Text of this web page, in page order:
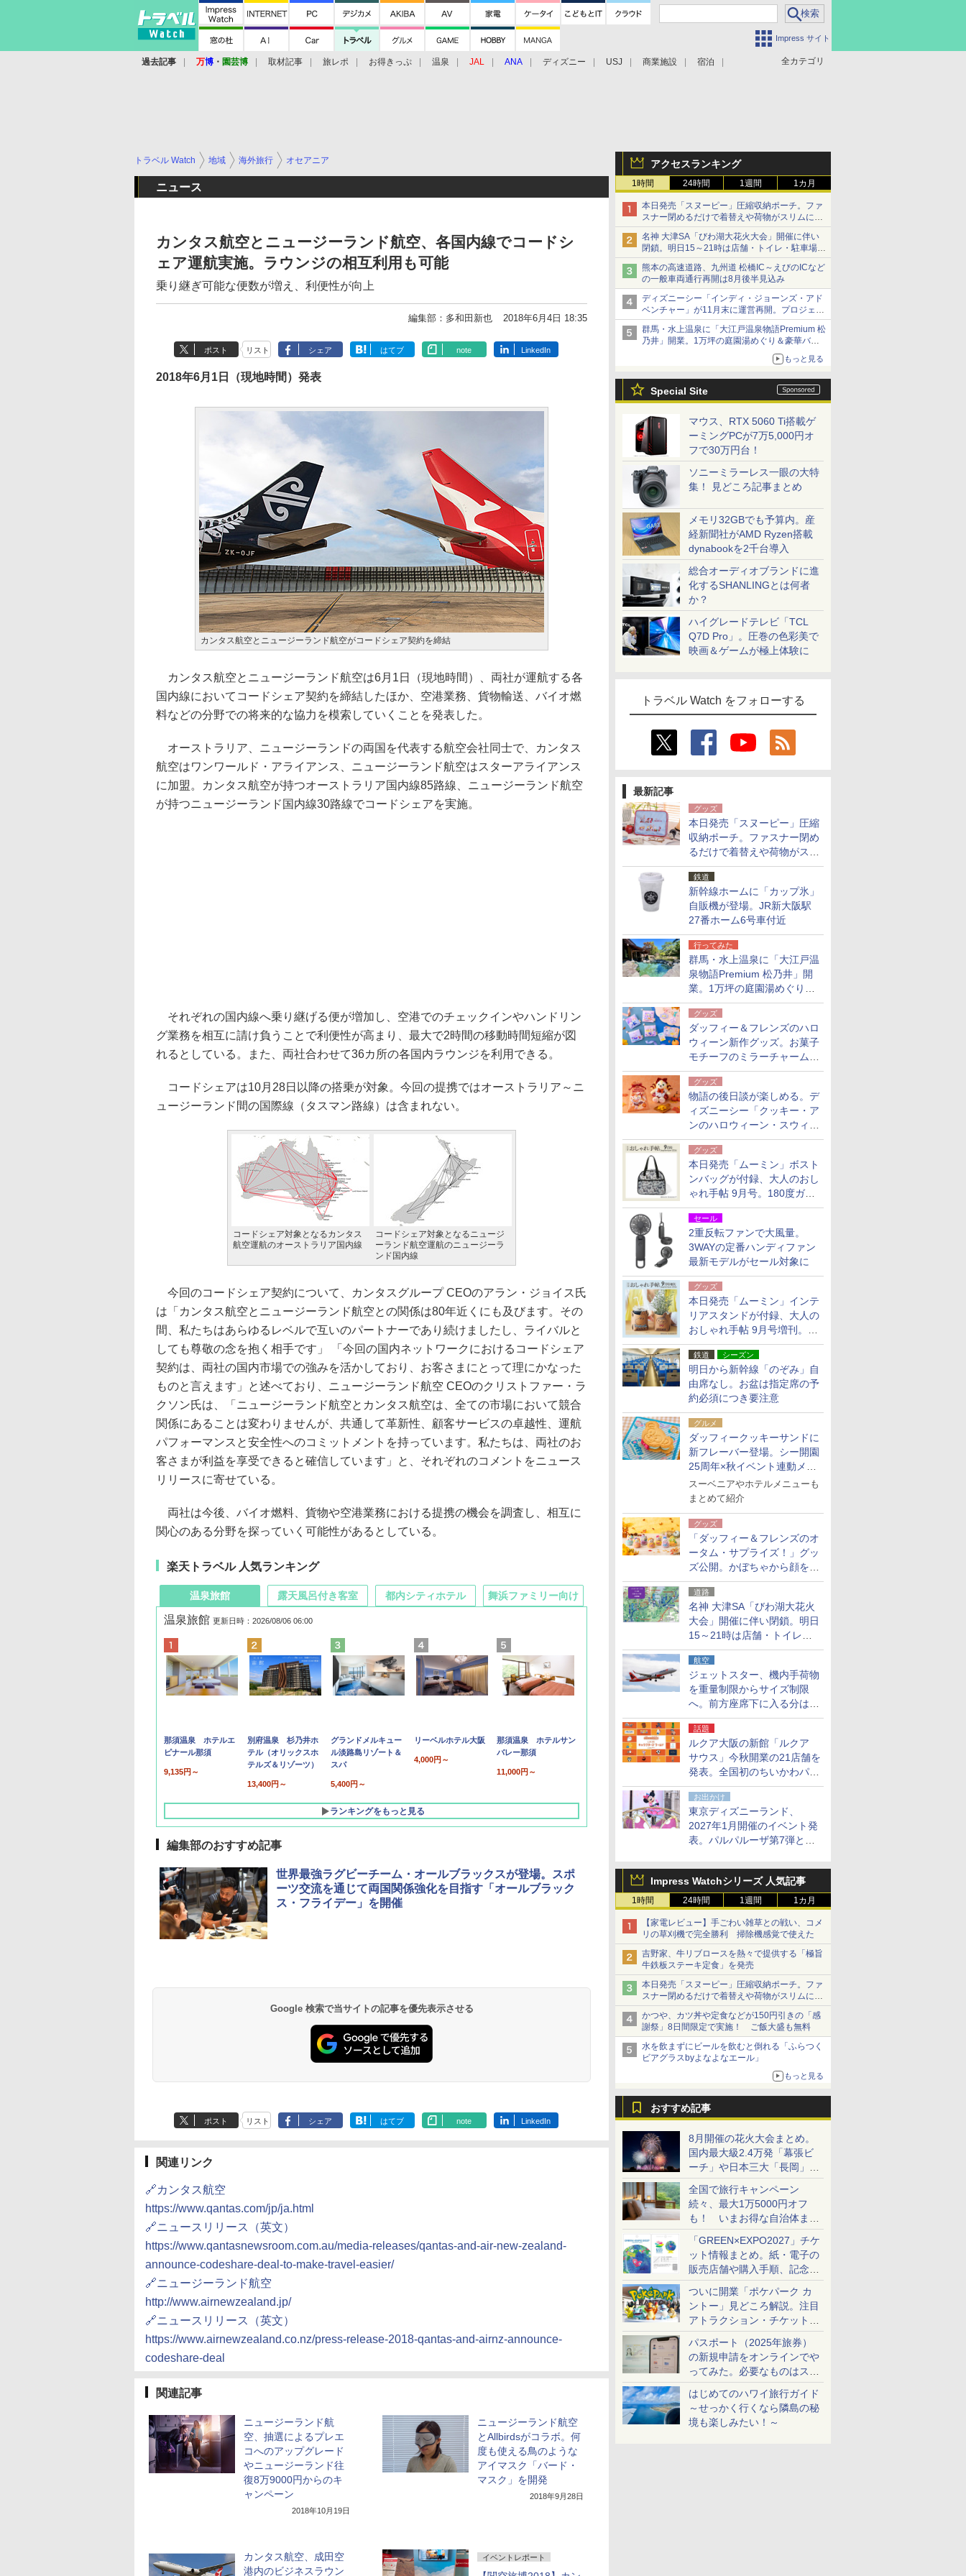
Impress サイト
全カテゴリ
過去記事 万博 ・ 園芸博 取材記事 旅レポ お得きっぷ 温泉 JAL ANA ディズニー USJ 商業施設 宿泊
アクセスランキング
1時間 24時間 1週間 1カ月
本日発売「スヌーピー」圧縮収納ポーチ。ファ
スナー閉めるだけで着替えや荷物がスリムにま
とまる
名神 大津SA「びわ湖大花火大会」開催に伴い
閉鎖。明日15～21時は店舗・トイレ・駐車場の
利用不可
熊本の高速道路、九州道 松橋IC～えびのICなど
の一般車両通行再開は8月後半見込み
ディズニーシー「インディ・ジョーンズ・アド
ベンチャー」が11月末に運営再開。プロジェク
ションマッピングを追加、DPAは1500円
群馬・水上温泉に「大江戸温泉物語Premium 松
乃井」開業。1万坪の庭園湯めぐり＆豪華バイ
もっと見る
Special Site
マウス、RTX 5060 Ti搭載ゲ
ーミングPCが7万5,000円オ
フで30万円台！
ソニーミラーレス一眼の大特
集！ 見どころ記事まとめ
メモリ32GBでも予算内。産
経新聞社がAMD Ryzen搭載
dynabookを2千台導入
総合オーディオブランドに進
化するSHANLINGとは何者
か？
ハイグレードテレビ「TCL
Q7D Pro」。圧巻の色彩美で
映画＆ゲームが極上体験に
トラベル Watch をフォローする
最新記事
グッズ
本日発売「スヌーピー」圧縮
収納ポーチ。ファスナー閉め
るだけで着替えや荷物がスリ
ムにまとまる
鉄道
新幹線ホームに「カップ氷」
自販機が登場。JR新大阪駅
27番ホーム6号車付近
行ってみた
群馬・水上温泉に「大江戸温
泉物語Premium 松乃井」開
業。1万坪の庭園湯めぐり＆
豪華バイキングを体験してき
た！
グッズ
ダッフィー＆フレンズのハロ
ウィーン新作グッズ。お菓子
モチーフのミラーチャーム/
デザインポーチほか
グッズ
物語の後日談が楽しめる。デ
ィズニーシー「クッキー・ア
ンのハロウィーン・スウィー
トサプライズ」限定グッズ公
開グッズ
本日発売「ムーミン」ボスト
ンバッグが付録、大人のおし
ゃれ手帖 9月号。180度ガバ
ッと開いて大容量
セール
2重反転ファンで大風量。
3WAYの定番ハンディファン
最新モデルがセール対象に
グッズ
本日発売「ムーミン」インテ
リアスタンドが付録、大人の
おしゃれ手帖 9月号増刊。レ
ザー調で高級感ある2個セッ
ト鉄道 シーズン
明日から新幹線「のぞみ」自
由席なし。お盆は指定席の予
約必須につき要注意
グルメ
ダッフィークッキーサンドに
新フレーバー登場。シー開園
25周年×秋イベント連動メニ
ュー
スーベニアやホテルメニューも
まとめて紹介
グッズ
「ダッフィー＆フレンズのオ
ータム・サプライズ！」グッ
ズ公開。かぼちゃから顔をの
ぞかせたぬいぐるみチャーム
ほか
道路
名神 大津SA「びわ湖大花火
大会」開催に伴い閉鎖。明日
15～21時は店舗・トイレ・
駐車場の利用不可
航空
ジェットスター、機内手荷物
を重量制限からサイズ制限
へ。前方座席下に入る分はす
べての運賃で無料に
話題
ルクア大阪の新館「ルクア
サウス」今秋開業の21店舗を
発表。全国初のちいかわパー
クストア/サンリオ新業態1号
店など
お出かけ
東京ディズニーランド、
2027年1月開催のイベント発
表。パルパルーザ第7弾とし
ド」を再演
Impress Watchシリーズ 人気記事
1時間 24時間 1週間 1カ月
【家電レビュー】手ごわい雑草との戦い、コメ
リの草刈機で完全勝利 掃除機感覚で使えた
吉野家、牛リブロースを熱々で提供する「極旨
牛鉄板ステーキ定食」を発売
本日発売「スヌーピー」圧縮収納ポーチ。ファ
スナー閉めるだけで着替えや荷物がスリムにま
とまる
かつや、カツ丼や定食などが150円引きの「感
謝祭」8日間限定で実施！ ご飯大盛も無料
水を飲まずにビールを飲むと倒れる「ふらつく
ビアグラスbyよなよなエール」
もっと見る
おすすめ記事
8月開催の花火大会まとめ。
国内最大級2.4万発「幕張ビ
ーチ」や日本三大「長岡」な
ど大型イベント目白押し！
全国で旅行キャンペーン
続々、最大1万5000円オフ
も！ いまお得な自治体まと
め
「GREEN×EXPO2027」チケ
ット情報まとめ。紙・電子の
販売店舗や購入手順、記念チ
ケットも解説
ついに開業「ポケパーク カ
ントー」見どころ解説。注目
アトラクション・チケット手
配・来場前に必要な準備は？
パスポート（2025年旅券）
の新規申請をオンラインでや
ってみた。必要なものはスマ
ホとマイナカードのみ
はじめてのハワイ旅行ガイド
～せっかく行くなら隣島の秘
境も楽しみたい！～
トラベル Watch 地域 海外旅行 オセアニア
ニュース
カンタス航空とニュージーランド航空、各国内線でコードシ
ェア運航実施。ラウンジの相互利用も可能
乗り継ぎ可能な便数が増え、利便性が向上
編集部：多和田新也 2018年6月4日 18:35
ポスト リスト シェア はてブ note LinkedIn
2018年6月1日（現地時間）発表
カンタス航空とニュージーランド航空がコードシェア契約を締結
カンタス航空とニュージーランド航空は6月1日（現地時間）、両社が運航する各
国内線においてコードシェア契約を締結したほか、空港業務、貨物輸送、バイオ燃
料などの分野での将来的な協力を模索していくことを発表した。
オーストラリア、ニュージーランドの両国を代表する航空会社同士で、カンタス
航空はワンワールド・アライアンス、ニュージーランド航空はスターアライアンス
に加盟。カンタス航空が持つオーストラリア国内線85路線、ニュージーランド航空
が持つニュージーランド国内線30路線でコードシェアを実施。
それぞれの国内線へ乗り継げる便が増加し、空港でのチェックインやハンドリン
グ業務を相互に請け負うことで利便性が高まり、最大で2時間の移動時間短縮が図
れるとしている。また、両社合わせて36カ所の各国内ラウンジを利用できる。
コードシェアは10月28日以降の搭乗が対象。今回の提携ではオーストラリア～ニ
ュージーランド間の国際線（タスマン路線）は含まれない。
コードシェア対象となるカンタス
航空運航のオーストラリア国内線
コードシェア対象となるニュージ
ーランド航空運航のニュージーラ
ンド国内線
今回のコードシェア契約について、カンタスグループ CEOのアラン・ジョイス氏
は「カンタス航空とニュージーランド航空との関係は80年近くにも及びます。その
間、私たちはあらゆるレベルで互いのパートナーであり続けましたし、ライバルと
しても尊敬の念を抱く相手です」 「今回の国内ネットワークにおけるコードシェア
契約は、両社の国内市場での強みを活かしており、お客さまにとって理にかなった
ものと言えます」と述べており、ニュージーランド航空 CEOのクリストファー・ラ
クソン氏は、「ニュージーランド航空とカンタス航空は、全ての市場において競合
関係にあることは変わりませんが、共通して革新性、顧客サービスの卓越性、運航
パフォーマンスと安全性へのコミットメントを持っています。私たちは、両社のお
客さまが利益を享受できると確信しています」と、それぞれのコメントをニュース
リリースに寄せている。
両社は今後、バイオ燃料、貨物や空港業務における提携の機会を調査し、相互に
関心のある分野を探っていく可能性があるとしている。
楽天トラベル 人気ランキング
温泉旅館
温泉旅館 更新日時：2026/08/06 06:00
那須温泉 ホテルエ
ピナール那須
9,135円～
別府温泉 杉乃井ホ
テル（オリックスホ
テルズ＆リゾーツ）
13,400円～
グランドメルキュー
ル淡路島リゾート＆
スパ
5,400円～
リーベルホテル大阪
4,000円～
那須温泉 ホテルサン
バレー那須
11,000円～
ランキングをもっと見る
露天風呂付き客室
10,450円～
19,541円～
都内シティホテル 舞浜ファミリー向け
7,950円～
5,758円～
編集部のおすすめ記事
世界最強ラグビーチーム・オールブラックスが登場。スポ
ーツ交流を通じて両国関係強化を目指す「オールブラック
ス・フライデー」を開催
Google 検索で当サイトの記事を優先表示させる
ポスト リスト シェア はてブ note LinkedIn
関連リンク
🔗カンタス航空
https://www.qantas.com/jp/ja.html
🔗ニュースリリース（英文）
https://www.qantasnewsroom.com.au/media-releases/qantas-and-air-new-zealand-
announce-codeshare-deal-to-make-travel-easier/
🔗ニュージーランド航空
http://www.airnewzealand.jp/
🔗ニュースリリース（英文）
https://www.airnewzealand.co.nz/press-release-2018-qantas-and-airnz-announce-
codeshare-deal
関連記事
ニュージーランド航
空、抽選によるプレエ
コへのアップグレード
やニュージーランド往
復8万9000円からのキ
ャンペーン
2018年10月19日
ニュージーランド航空
とAllbirdsがコラボ。何
度も使える鳥のような
アイマスク「バード・
マスク」を開発
2018年9月28日
カンタス航空、成田空
港内のビジネスラウン
イベントレポート